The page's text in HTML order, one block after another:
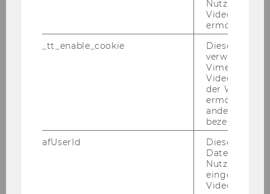
Dr.rer.soc.oec. Michael Posch
Nutzung des
Videoplayers
ermöglichen
_tt_enable_cookie
Dieses
verwendet,
Vimeo-
der WU-
ermöglichen
andere nicht
bezeichnete
afUserId
Dieses
Daten von
Videos